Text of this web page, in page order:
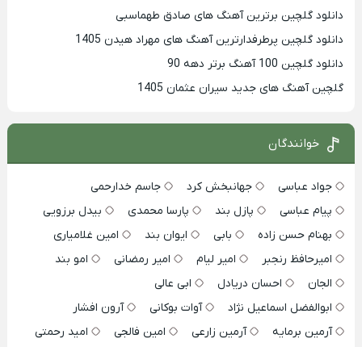
دانلود گلچین برترین آهنگ های صادق طهماسبی
دانلود گلچین پرطرفدارترین آهنگ های مهراد هیدن 1405
دانلود گلچین 100 آهنگ برتر دهه 90
گلچین آهنگ های جدید سیران عثمان 1405
خوانندگان
جواد عباسی جهانبخش کرد
جاسم خدارحمی
پیام عباسی
پازل بند پارسا محمدی
بیدل برزویی
بهنام حسن زاده
بابی ایوان بند
امین غلامیاری
امیرحافظ رنجبر
امیر لیام امیر رمضانی
امو بند
الجان
احسان دریادل
ابی عالی
ابوالفضل اسماعیل نژاد
آوات بوکانی
آرون افشار
آرمین برمایه
آرمین زارعی امین فالجی
امید رحمتی